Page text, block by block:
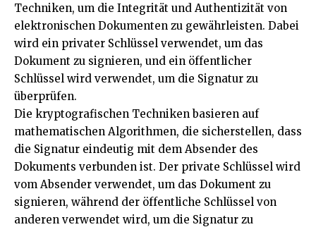
Techniken, um die Integrität und Authentizität von
elektronischen Dokumenten zu gewährleisten. Dabei
wird ein privater Schlüssel verwendet, um das
Dokument zu signieren, und ein öffentlicher
Schlüssel wird verwendet, um die Signatur zu
überprüfen.
Die kryptografischen Techniken basieren auf
mathematischen Algorithmen, die sicherstellen, dass
die Signatur eindeutig mit dem Absender des
Dokuments verbunden ist. Der private Schlüssel wird
vom Absender verwendet, um das Dokument zu
signieren, während der öffentliche Schlüssel von
anderen verwendet wird, um die Signatur zu